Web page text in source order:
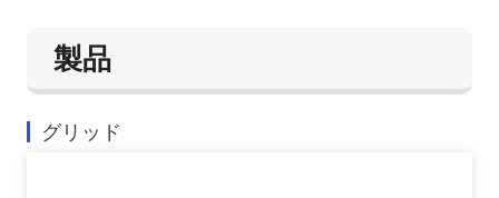
製品
グリッド